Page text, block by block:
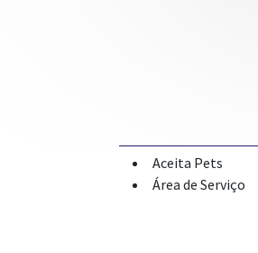
Aceita Pets
Área de Serviço